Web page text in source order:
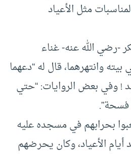
مثل الأعياد
-رضي الله عنه- غناء
وانتهرهما، قال له “دعهما
عيد ! وفي بعض الروايات: “حتي
فسحة”.
بحرابهم في مسجده عليه
أيام الأعياد، وكان يحرضهم